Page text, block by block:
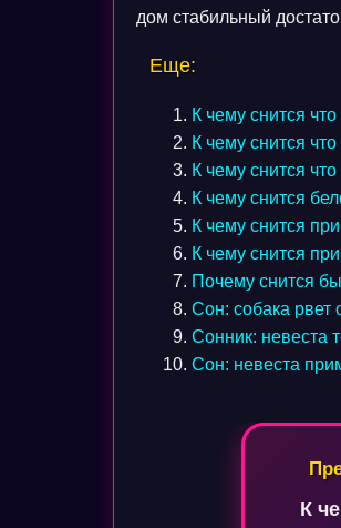
дом стабильный
Еще:
К чему снится
К чему снится
К чему снится
К чему снится
К чему снится
К чему снится
Почему снится
Сон: собака рвет
Сонник: невеста
Сон: невеста
Навигация
К